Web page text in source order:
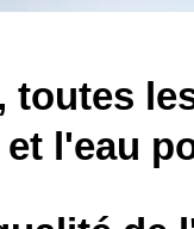
toutes
l'eau